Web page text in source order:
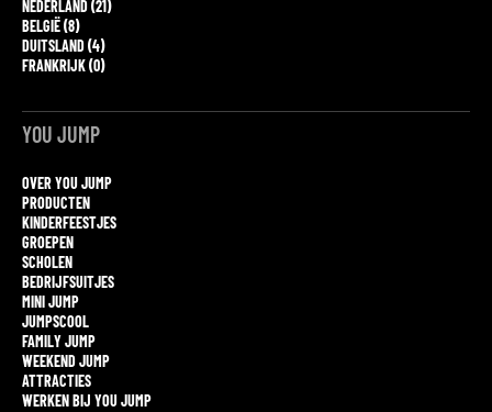
NEDERLAND (21)
BELGIË (8)
DUITSLAND (4)
FRANKRIJK (0)
YOU JUMP
OVER YOU JUMP
PRODUCTEN
KINDERFEESTJES
GROEPEN
SCHOLEN
BEDRIJFSUITJES
MINI JUMP
JUMPSCOOL
FAMILY JUMP
WEEKEND JUMP
ATTRACTIES
WERKEN BIJ YOU JUMP